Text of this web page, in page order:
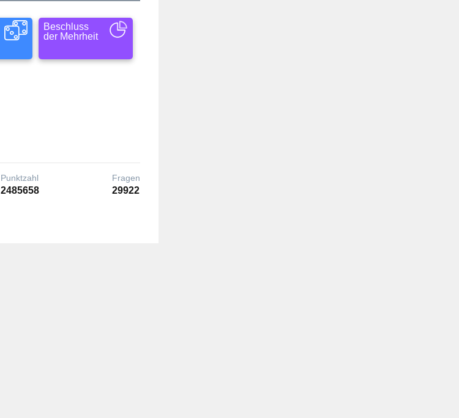
Beschluss
der Mehrheit
Punktzahl
2485658
Fragen
29922